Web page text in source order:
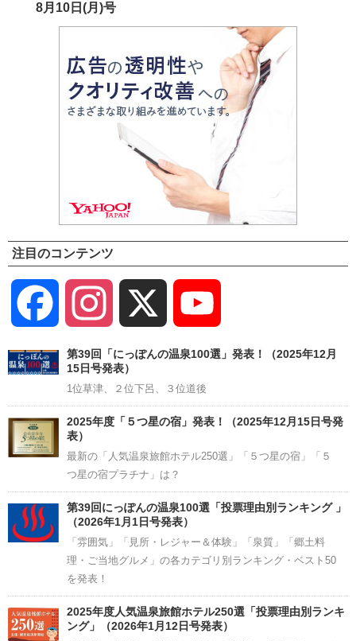
8月10日(月)号
注目のコンテンツ
Facebook Instagram
Channel
第39回「にっぽんの温泉100選」発表！（2025年12月
15日号発表）
1位草津、２位下呂、３位道後
2025年度「５つ星の宿」発表！（2025年12月15日号発
表）
最新の「人気温泉旅館ホテル250選」「５つ星の宿」「５
つ星の宿プラチナ」は？
第39回にっぽんの温泉100選「投票理由別ランキング 」
（2026年1月1日号発表）
「雰囲気」「見所・レジャー＆体験」「泉質」「郷土料
理・ご当地グルメ」の各カテゴリ別ランキング・ベスト50
を発表！
2025年度人気温泉旅館ホテル250選「投票理由別ランキ
ング」（2026年1月12日号発表）